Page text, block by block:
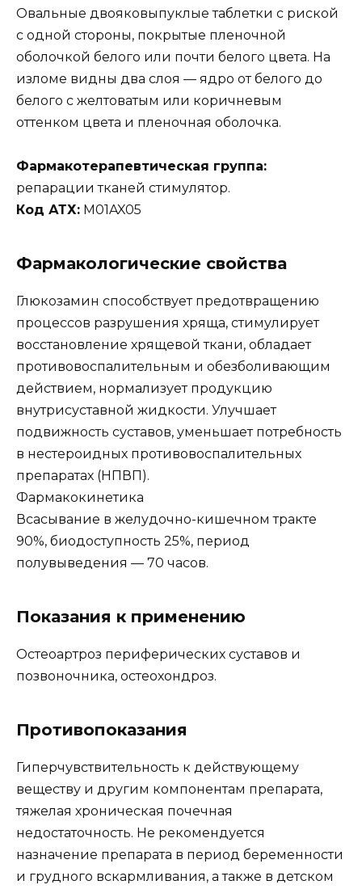
Овальные двояковыпуклые таблетки с риской
с одной стороны, покрытые пленочной
оболочкой белого или почти белого цвета. На
изломе видны два слоя — ядро от белого до
белого с желтоватым или коричневым
оттенком цвета и пленочная оболочка.
Фармакотерапевтическая группа:
репарации тканей стимулятор.
Код АТХ: M01AX05
Фармакологические свойства
Глюкозамин способствует предотвращению
процессов разрушения хряща, стимулирует
восстановление хрящевой ткани, обладает
противовоспалительным и обезболивающим
действием, нормализует продукцию
внутрисуставной жидкости. Улучшает
подвижность суставов, уменьшает потребность
в нестероидных противовоспалительных
препаратах (НПВП).
Фармакокинетика
Всасывание в желудочно-кишечном тракте
90%, биодоступность 25%, период
полувыведения — 70 часов.
Показания к применению
Остеоартроз периферических суставов и
позвоночника, остеохондроз.
Противопоказания
Гиперчувствительность к действующему
веществу и другим компонентам препарата,
тяжелая хроническая почечная
недостаточность. Не рекомендуется
назначение препарата в период беременности
и грудного вскармливания, а также в детском